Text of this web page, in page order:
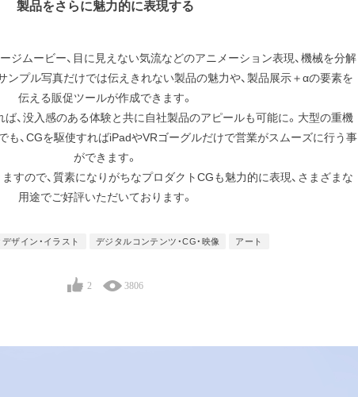
製品をさらに魅力的に表現する
ジムービー、目に見えない気流などのアニメーション表現、機械を分解
ンプル写真だけでは伝えきれない製品の魅力や、製品展示＋αの要素を
伝える販促ツールが作成できます。
、没入感のある体験と共に自社製品のアピールも可能に。大型の重機
も、CGを駆使すればiPadやVRゴーグルだけで営業がスムーズに行う事
ができます。
すので、質素になりがちなプロダクトCGも魅力的に表現、さまざまな
用途でご好評いただいております。
ザイン・イラスト デジタルコンテンツ・CG・映像 アート
2 3806